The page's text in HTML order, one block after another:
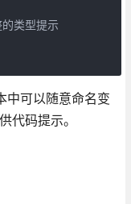
类型提示
可以随意命名变
代码提示。